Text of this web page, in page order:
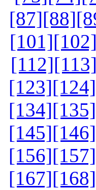
[87][88]
[101][102]
[112][113]
[123][124]
[134][135]
[145][146]
[156][157]
[167][168]